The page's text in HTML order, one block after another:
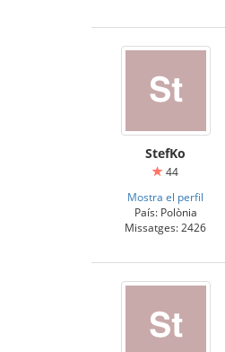
StefKo
44
Mostra el perfil
País: Polònia
Missatges: 2426